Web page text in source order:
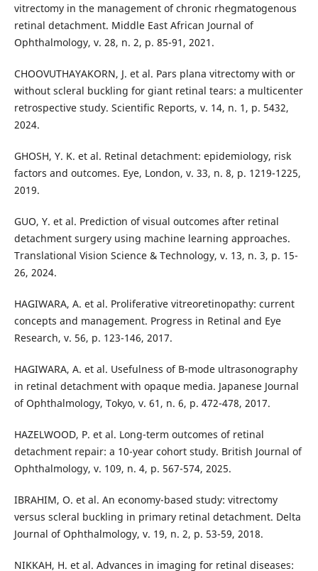
vitrectomy in the management of chronic rhegmatogenous
retinal detachment. Middle East African Journal of
Ophthalmology, v. 28, n. 2, p. 85-91, 2021.
CHOOVUTHAYAKORN, J. et al. Pars plana vitrectomy with or
without scleral buckling for giant retinal tears: a multicenter
retrospective study. Scientific Reports, v. 14, n. 1, p. 5432,
2024.
GHOSH, Y. K. et al. Retinal detachment: epidemiology, risk
factors and outcomes. Eye, London, v. 33, n. 8, p. 1219-1225,
2019.
GUO, Y. et al. Prediction of visual outcomes after retinal
detachment surgery using machine learning approaches.
Translational Vision Science & Technology, v. 13, n. 3, p. 15-
26, 2024.
HAGIWARA, A. et al. Proliferative vitreoretinopathy: current
concepts and management. Progress in Retinal and Eye
Research, v. 56, p. 123-146, 2017.
HAGIWARA, A. et al. Usefulness of B-mode ultrasonography
in retinal detachment with opaque media. Japanese Journal
of Ophthalmology, Tokyo, v. 61, n. 6, p. 472-478, 2017.
HAZELWOOD, P. et al. Long-term outcomes of retinal
detachment repair: a 10-year cohort study. British Journal of
Ophthalmology, v. 109, n. 4, p. 567-574, 2025.
IBRAHIM, O. et al. An economy-based study: vitrectomy
versus scleral buckling in primary retinal detachment. Delta
Journal of Ophthalmology, v. 19, n. 2, p. 53-59, 2018.
NIKKAH, H. et al. Advances in imaging for retinal diseases: